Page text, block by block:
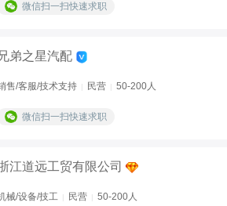
综合补贴 休假制度
微信扫一扫快速求职
兄弟之星汽配
售/客服/技术支持 民营 50-200人
微信扫一扫快速求职
江道远工贸有限公司
械/设备/技工 民营 50-200人